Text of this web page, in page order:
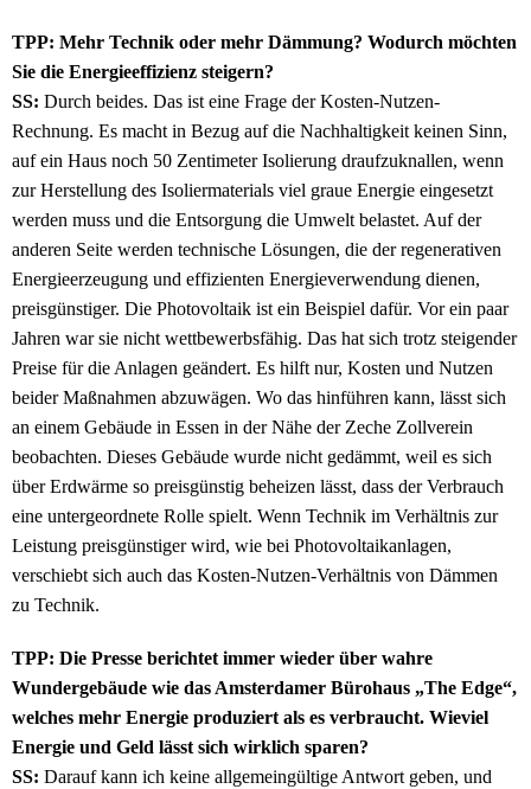
TPP: Mehr Technik oder mehr Dämmung? Wodurch möchten
Sie die Energieeffizienz steigern?
SS: Durch beides. Das ist eine Frage der Kosten-Nutzen-
Rechnung. Es macht in Bezug auf die Nachhaltigkeit keinen Sinn,
auf ein Haus noch 50 Zentimeter Isolierung draufzuknallen, wenn
zur Herstellung des Isoliermaterials viel graue Energie eingesetzt
werden muss und die Entsorgung die Umwelt belastet. Auf der
anderen Seite werden technische Lösungen, die der regenerativen
Energieerzeugung und effizienten Energieverwendung dienen,
preisgünstiger. Die Photovoltaik ist ein Beispiel dafür. Vor ein paar
Jahren war sie nicht wettbewerbsfähig. Das hat sich trotz steigender
Preise für die Anlagen geändert. Es hilft nur, Kosten und Nutzen
beider Maßnahmen abzuwägen. Wo das hinführen kann, lässt sich
an einem Gebäude in Essen in der Nähe der Zeche Zollverein
beobachten. Dieses Gebäude wurde nicht gedämmt, weil es sich
über Erdwärme so preisgünstig beheizen lässt, dass der Verbrauch
eine untergeordnete Rolle spielt. Wenn Technik im Verhältnis zur
Leistung preisgünstiger wird, wie bei Photovoltaikanlagen,
verschiebt sich auch das Kosten-Nutzen-Verhältnis von Dämmen
zu Technik.
TPP: Die Presse berichtet immer wieder über wahre
Wundergebäude wie das Amsterdamer Bürohaus „The Edge“,
welches mehr Energie produziert als es verbraucht. Wieviel
Energie und Geld lässt sich wirklich sparen?
SS: Darauf kann ich keine allgemeingültige Antwort geben, und